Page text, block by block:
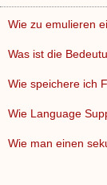
Wie zu emulieren
Was ist die
Wie Language
Wie man einen